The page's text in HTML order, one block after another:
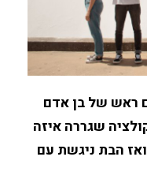
ראש של בן אדם
שגררה איזה
הבת ניגשת עם